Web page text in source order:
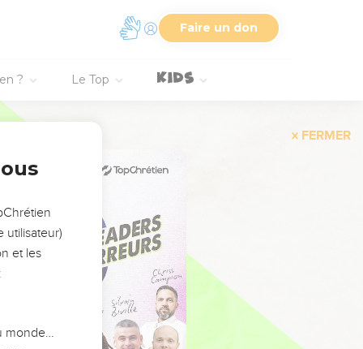
Faire un don
? Le Top
FERMER
utilisateur)
et les
monde…